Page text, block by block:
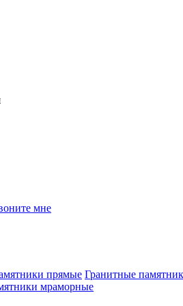
мне
прямые Гранитные
мраморные